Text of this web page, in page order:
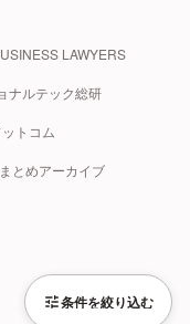
条件を絞り込む
LAWYERS
ナルテック総研
トコム
とめアーカイブ